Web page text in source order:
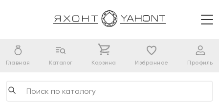
Главная Каталог Корзина Избранное Профиль